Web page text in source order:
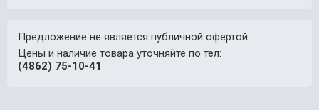
Предложение не является публичной офертой.
Цены и наличие товара уточняйте по тел:
(4862) 75-10-41